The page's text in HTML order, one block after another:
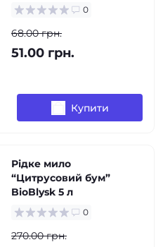
0
68.00 грн.
51.00 грн.
Купити
Рідке мило
“Цитрусовий бум”
BioBlysk 5 л
0
270.00 грн.